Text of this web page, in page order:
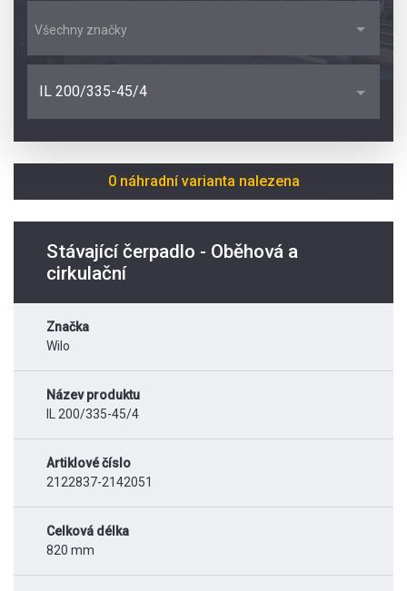
Všechny značky
IL 200/335-45/4
0 náhradní varianta nalezena
Stávající čerpadlo - Oběhová a
cirkulační
Značka
Wilo
Název produktu
IL 200/335-45/4
Artiklové číslo
2122837-2142051
Celková délka
820 mm